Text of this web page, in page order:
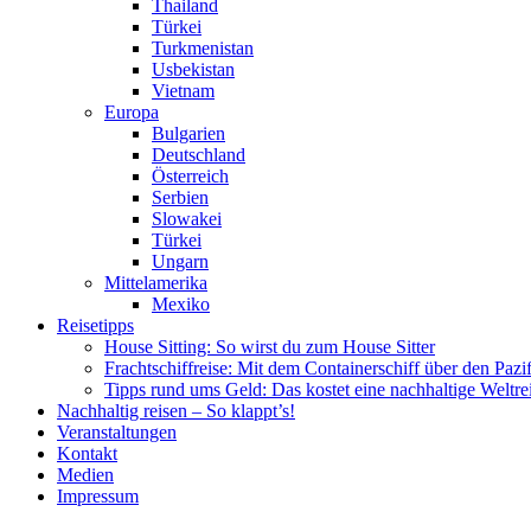
Thailand
Türkei
Turkmenistan
Usbekistan
Vietnam
Europa
Bulgarien
Deutschland
Österreich
Serbien
Slowakei
Türkei
Ungarn
Mittelamerika
Mexiko
Reisetipps
House Sitting: So wirst du zum House Sitter
Frachtschiffreise: Mit dem Containerschiff über den
Tipps rund ums Geld: Das kostet eine nachhaltige
Nachhaltig reisen – So klappt’s!
Veranstaltungen
Kontakt
Medien
Impressum